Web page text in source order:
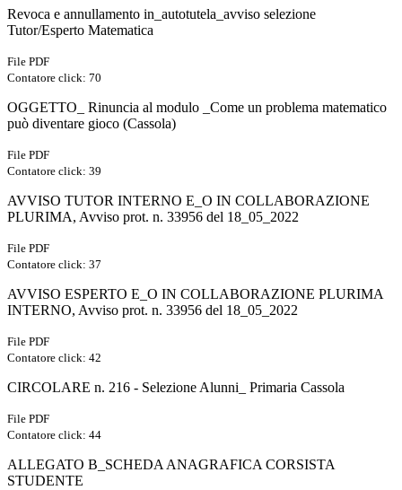
Revoca e annullamento in_autotutela_avviso selezione
Tutor/Esperto Matematica
File PDF
Contatore click: 70
OGGETTO_ Rinuncia al modulo _Come un problema matematico
può diventare gioco (Cassola)
File PDF
Contatore click: 39
AVVISO TUTOR INTERNO E_O IN COLLABORAZIONE
PLURIMA, Avviso prot. n. 33956 del 18_05_2022
File PDF
Contatore click: 37
AVVISO ESPERTO E_O IN COLLABORAZIONE PLURIMA
INTERNO, Avviso prot. n. 33956 del 18_05_2022
File PDF
Contatore click: 42
CIRCOLARE n. 216 - Selezione Alunni_ Primaria Cassola
File PDF
Contatore click: 44
ALLEGATO B_SCHEDA ANAGRAFICA CORSISTA
STUDENTE